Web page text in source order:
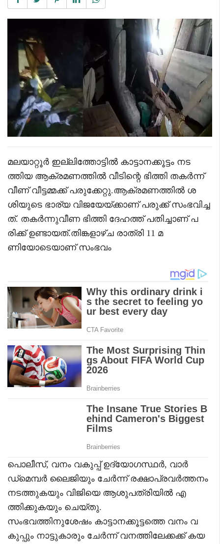
മലയാറ്റൂർ ഇല്ലിത്തോട്ടിൽ കാട്ടാനക്കൂട്ടം നട
ത്തിയ ആക്രമണത്തിൽ വീടിന്റെ ഭിത്തി തകർന്ന്
വീണ് വീട്ടമ്മക്ക് പരുക്കേറ്റു.ആക്രമണത്തിൽ ശ
ശിയുടെ ഭാര്യ വിജയേയ്ക്കാണ് പരുക്ക് സംഭവിച്ച
ത്. തകർന്നുവീണ ഭിത്തി ദേഹത്ത് പതിച്ചാണ് പ
രിക്ക് ഉണ്ടായത്.തിങ്കളാഴ്ച രാത്രി 11 മ
ണിയോടെയാണ് സംഭവം
പൊലീസ്, വനം വകുപ്പ് ഉദ്യോഗസ്ഥർ, വാർ
ഡ്‌മെമ്പർ ലൈജിയും ചേർന്ന് രക്ഷാപ്രവർത്തനം
നടത്തുകയും വിജിയെ ആശുപത്രിയിൽ എ
ത്തിക്കുകയും ചെയ്തു.
സംഭവത്തിനുശേഷം കാട്ടാനക്കൂട്ടത്തെ വനം വ
കുപ്പും നാട്ടുകാരും ചേർന്ന് വനത്തിലേക്കക്ക് കയ